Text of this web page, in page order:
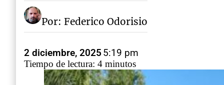
Por: Federico Odorisio
2 diciembre, 2025 5:19 pm
Tiempo de lectura: 4 minutos